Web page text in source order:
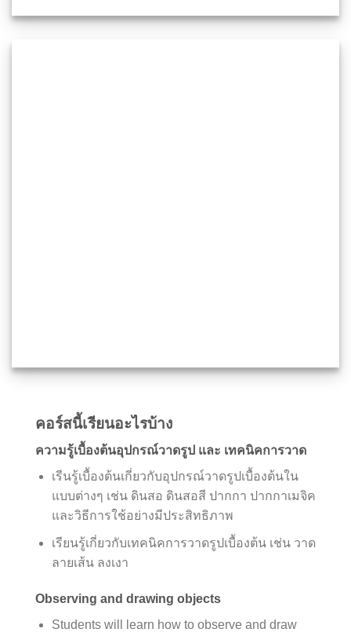
คอร์สนี้เรียนอะไรบ้าง
ความรู้เบื้องต้นอุปกรณ์วาดรูป และ เทคนิคการวาด
เรีนรู้เบื้องต้นเกี่ยวกับอุปกรณ์วาดรูปเบื้องต้นใน
แบบต่างๆ เช่น ดินสอ ดินสอสี ปากกา ปากกาเมจิค
และวิธีการใช้อย่างมีประสิทธิภาพ
เรียนรู้เกี่ยวกับเทคนิคการวาดรูปเบื้องต้น เช่น วาด
ลายเส้น ลงเงา
Observing and drawing objects
Students will learn how to observe and draw